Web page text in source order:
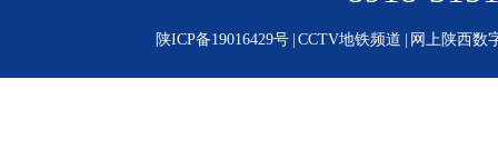
陕ICP备19016429号 |CCTV地铁频道 网上陕西数